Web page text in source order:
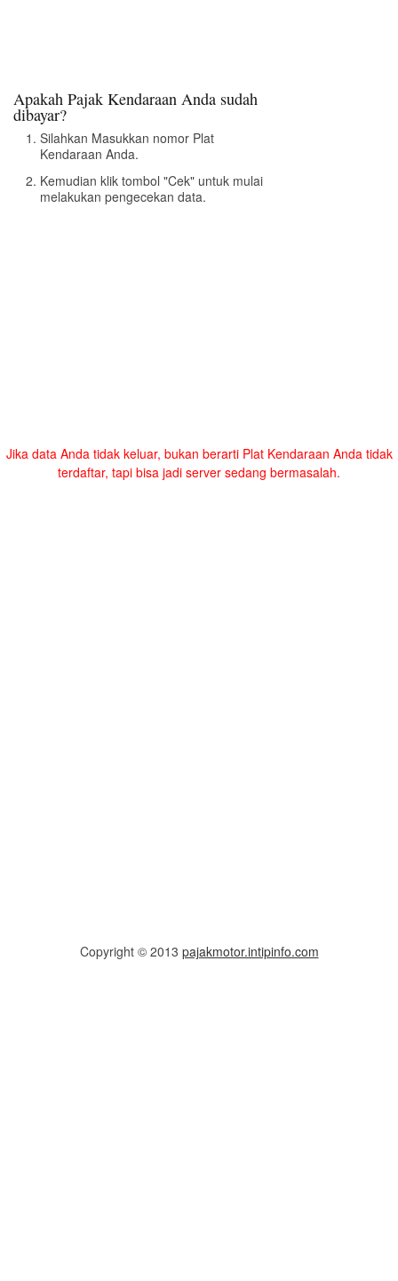
Apakah Pajak Kendaraan Anda sudah
dibayar?
Silahkan Masukkan nomor Plat
Kendaraan Anda.
Kemudian klik tombol "Cek" untuk mulai
melakukan pengecekan data.
Jika data Anda tidak keluar, bukan berarti Plat Kendaraan Anda tidak
terdaftar, tapi bisa jadi server sedang bermasalah.
Copyright © 2013 pajakmotor.intipinfo.com